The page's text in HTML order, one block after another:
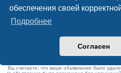
обеспечения своей
Подробнее
Согласен
Эл. почта:admin@rarib.ru
использование материалов сайта возможно
RARIB.RU
На нашем портале правила размещения
пользователей, в соответствии с
Официальные
Вы считаете, что ваше объявление было